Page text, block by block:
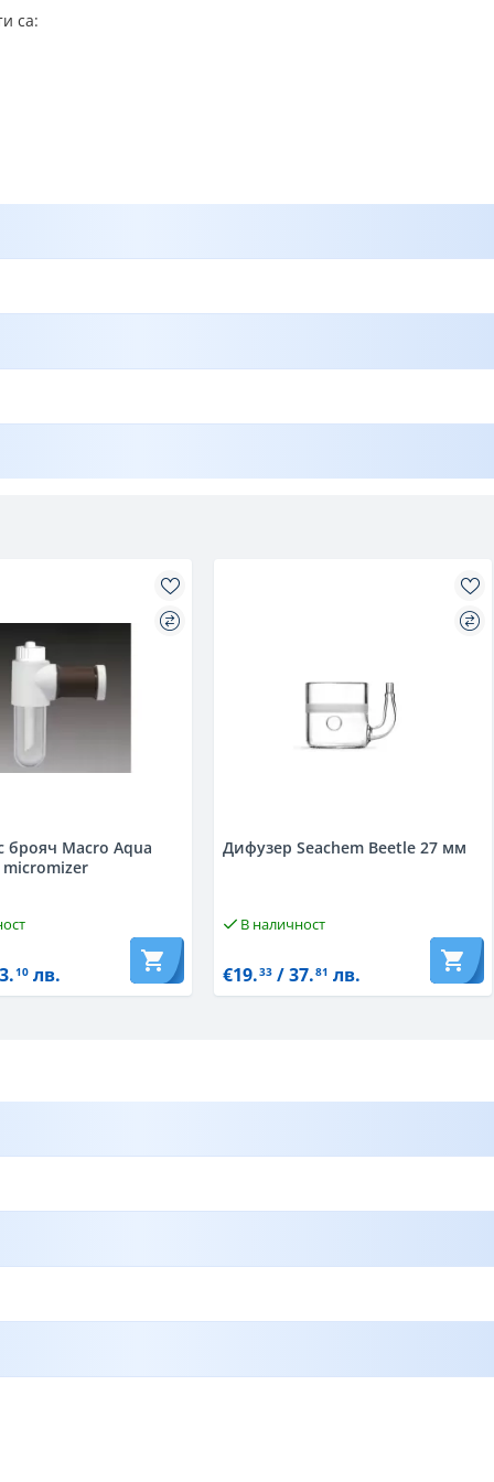
са:
брояч Macro Aqua
micromizer
10 лв.
Дифузер Seachem Beetle 27 мм
В наличност
€19.33 / 37.81 лв.